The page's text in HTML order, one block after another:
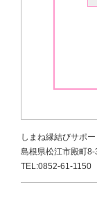
しまね縁結びサポ
島根県松江市殿町
TEL:0852-61-